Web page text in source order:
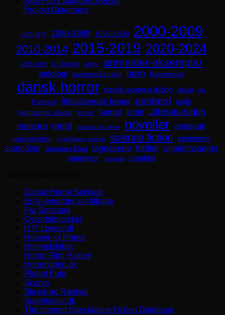
Project Gutenberg
1970-1979 1980-1989 1990-1999 2000-2009
2010-2014 2015-2019 2020-2024
2025-2029 A. Silvestri Aliens anmelder-eksemplar
antologi baseret på en bog børn Børnebøger
dansk horror dansk science fiction debut dyr
Fantasy filmatiserede bøger genfærd
gotik
hjemsøgte steder
horror humor krimi Litteratursiden
monstre mord naturen går amok noveller ondskab
parallelverden psykologisk portræt science fiction seriemord
spænding Stephen King tegneserie thriller ungdomsbøger
vampyrer venskab
zombier
Dansk Horror Selskab
En lejemorder ser tilbage
Fra Sortsand
Gyserbiblioteket
H.P. Lovecraft
Heaven of Horror
Himmelskibet
Horror Film History
Horrorsiden.dk
Planet Pulp
Scaryo
Skræk og Rædsel
Superkultur.dk
The Internet Speculative Fiction Database